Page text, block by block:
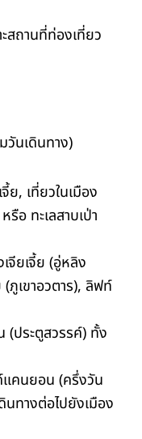
สถานที่ท่องเที่ยว
วันเดินทาง)
ย, เที่ยวในเมือง
อ ทะเลสาบเป่า
จียเจี้ย (อู่หลิง
ภูเขาอวตาร), ลิฟท์
(ประตูสวรรค์) ทั้ง
คนยอน (ครึ่งวัน
นทางต่อไปยังเมือง